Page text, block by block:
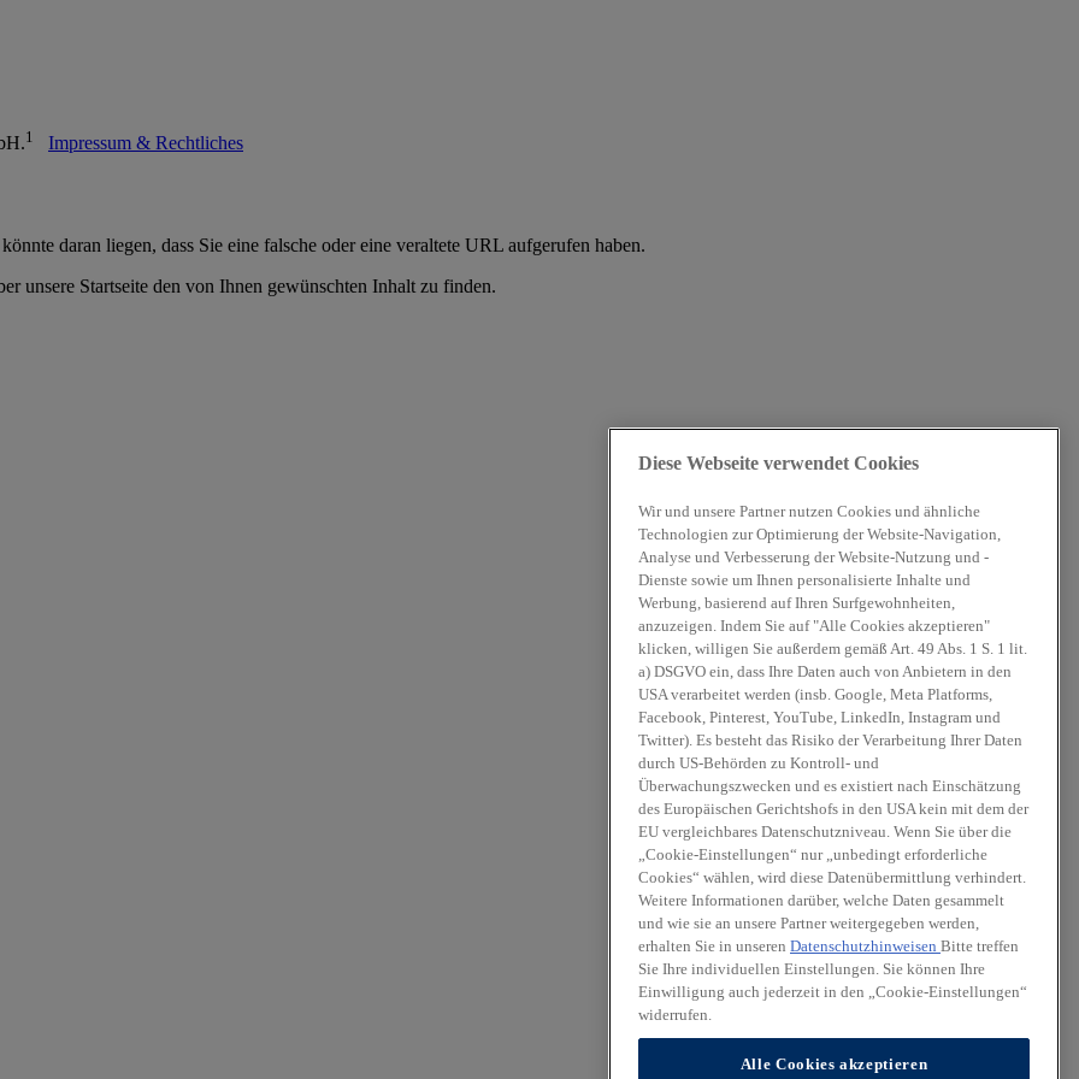
1 Impressum & Rechtliches
daran liegen, dass Sie eine falsche oder eine veraltete URL aufgerufen haben.
unsere Startseite den von Ihnen gewünschten Inhalt zu finden.
Diese Webseite verwendet Cookies
Wir und unsere Partner nutzen Cookies und ähnliche
Technologien zur Optimierung der Website-Navigation,
Analyse und Verbesserung der Website-Nutzung und -
Dienste sowie um Ihnen personalisierte Inhalte und
Werbung, basierend auf Ihren Surfgewohnheiten,
anzuzeigen. Indem Sie auf "Alle Cookies akzeptieren"
klicken, willigen Sie außerdem gemäß Art. 49 Abs. 1 S. 1 lit.
a) DSGVO ein, dass Ihre Daten auch von Anbietern in den
USA verarbeitet werden (insb. Google, Meta Platforms,
Facebook, Pinterest, YouTube, LinkedIn, Instagram und
Twitter). Es besteht das Risiko der Verarbeitung Ihrer Daten
durch US-Behörden zu Kontroll- und
Überwachungszwecken und es existiert nach Einschätzung
des Europäischen Gerichtshofs in den USA kein mit dem der
EU vergleichbares Datenschutzniveau. Wenn Sie über die
„Cookie-Einstellungen“ nur „unbedingt erforderliche
Cookies“ wählen, wird diese Datenübermittlung verhindert.
Weitere Informationen darüber, welche Daten gesammelt
und wie sie an unsere Partner weitergegeben werden,
erhalten Sie in unseren Datenschutzhinweisen Bitte treffen
Sie Ihre individuellen Einstellungen. Sie können Ihre
Einwilligung auch jederzeit in den „Cookie-Einstellungen“
widerrufen.
Alle Cookies akzeptieren